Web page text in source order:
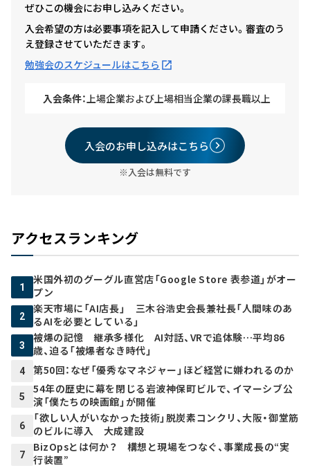
ぜひこの機会にお申し込みください。
入会希望の方は必要事項を記入して申請ください。審査のう
え登録させていただきます。
勉強会のスケジュールはこちら
入会条件：上場企業および上場相当企業の課長職以上
入会のお申し込みはこちら
※入会は無料です
アクセスランキング
1
米国外初のグーグル直営店「Google Store 表参道」がオー
プン
2
楽天市場に「AI店長」 三木谷浩史会長兼社長「人間味のあ
るAIを必要としている」
3
被爆の記憶 継承多様化 AI対話、VRで追体験…平均86
歳、迫る「被爆者なき時代」
4 第50回：なぜ「優秀なマネジャー」ほど経営に嫌われるのか
5
54年の歴史に幕を閉じる岩波神保町ビルで、イマーシブ公
演「僕たちの映画館」が開催
6
「欲しい人がいなかった技術」脱炭素コンクリ、大阪・御堂筋
のビルに導入 大成建設
7
BizOpsとは何か？ 構想と現場をつなぐ、事業成長の“実
行装置”